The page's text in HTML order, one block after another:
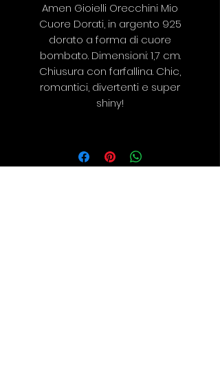
Amen Gioielli Orecchini Mio
Cuore Dorati, in argento 925
dorato a forma di cuore
bombato. Dimensioni: 1,7 cm.
Chiusura con farfallina. Chic,
romantici, divertenti e super
shiny!